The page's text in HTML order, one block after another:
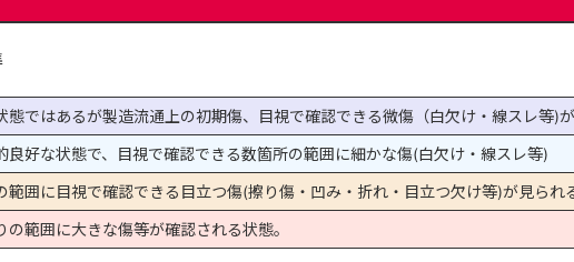
態ではあるが製造流通上の初期傷、目視で確認できる微傷（白欠け・線スレ等)
良好な状態で、目視で確認できる数箇所の範囲に細かな傷(白欠け・線スレ等)
範囲に目視で確認できる目立つ傷(擦り傷・凹み・折れ・目立つ欠け等)が見られ
の範囲に大きな傷等が確認される状態。